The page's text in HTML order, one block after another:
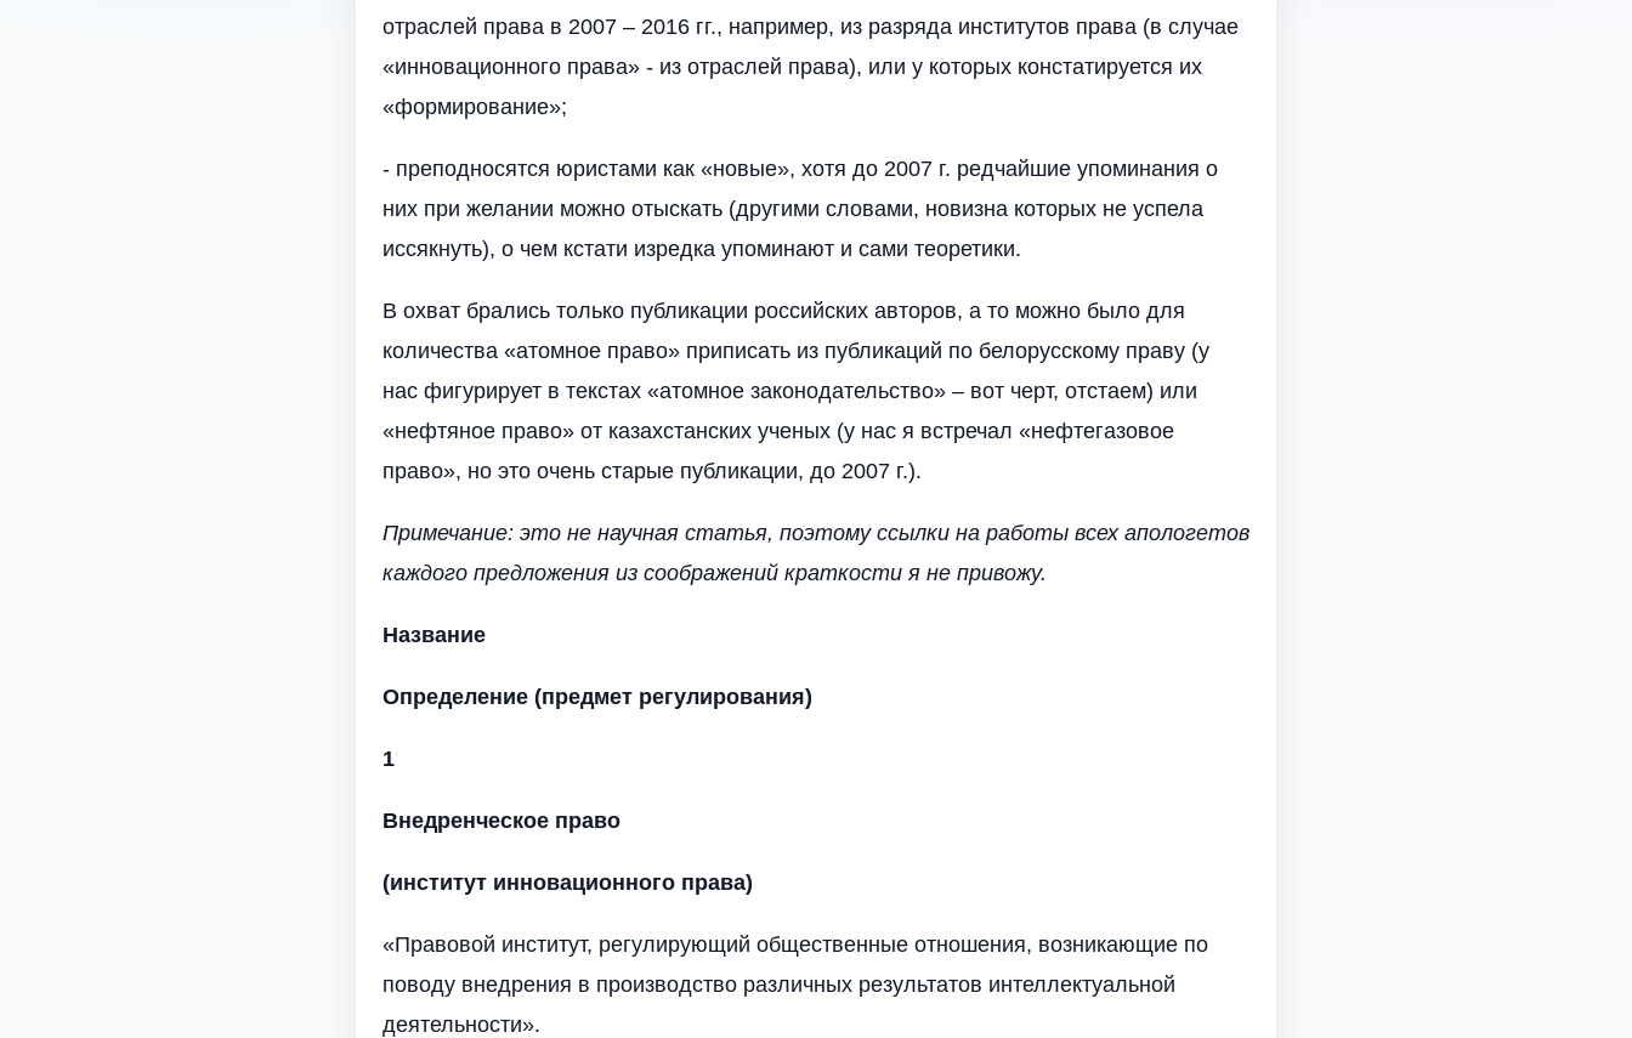
отраслей права в 2007 – 2016 гг., например, из разряда институтов права (в случае
«инновационного права» - из отраслей права), или у которых констатируется их
«формирование»;
- преподносятся юристами как «новые», хотя до 2007 г. редчайшие упоминания о
них при желании можно отыскать (другими словами, новизна которых не успела
иссякнуть), о чем кстати изредка упоминают и сами теоретики.
В охват брались только публикации российских авторов, а то можно было для
количества «атомное право» приписать из публикаций по белорусскому праву (у
нас фигурирует в текстах «атомное законодательство» – вот черт, отстаем) или
«нефтяное право» от казахстанских ученых (у нас я встречал «нефтегазовое
право», но это очень старые публикации, до 2007 г.).
Примечание: это не научная статья, поэтому ссылки на работы всех апологетов
каждого предложения из соображений краткости я не привожу.
Название
Определение (предмет регулирования)
1
Внедренческое право
(институт инновационного права)
«Правовой институт, регулирующий общественные отношения, возникающие по
поводу внедрения в производство различных результатов интеллектуальной
деятельности».